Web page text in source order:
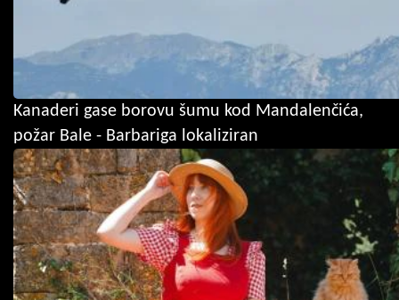
Kanaderi gase borovu šumu kod Mandalenčića,
požar Bale - Barbariga lokaliziran